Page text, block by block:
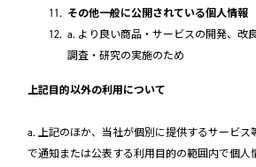
その他一般に公開されている個人情報
a. より良い商品・サービスの開発、改
調査・研究の実施のため
上記目的以外の利用について
a. 上記のほか、当社が個別に提供するサービス
で通知または公表する利用目的の範囲内で個人